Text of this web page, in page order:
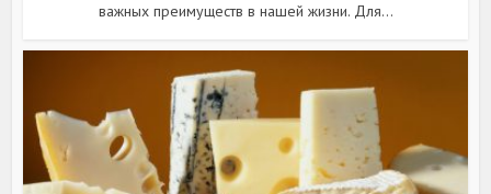
важных преимуществ в нашей жизни. Для...